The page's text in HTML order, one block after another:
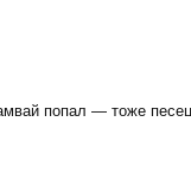
попал — тоже